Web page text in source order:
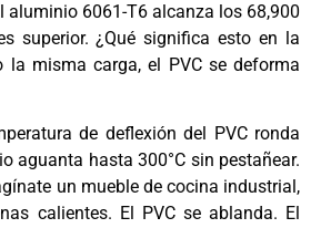
aluminio 6061-T6 alcanza los 68,900
superior. ¿Qué significa esto en la
la misma carga, el PVC se deforma
de deflexión del PVC ronda
aguanta hasta 300°C sin pestañear.
un mueble de cocina industrial,
calientes. El PVC se ablanda. El